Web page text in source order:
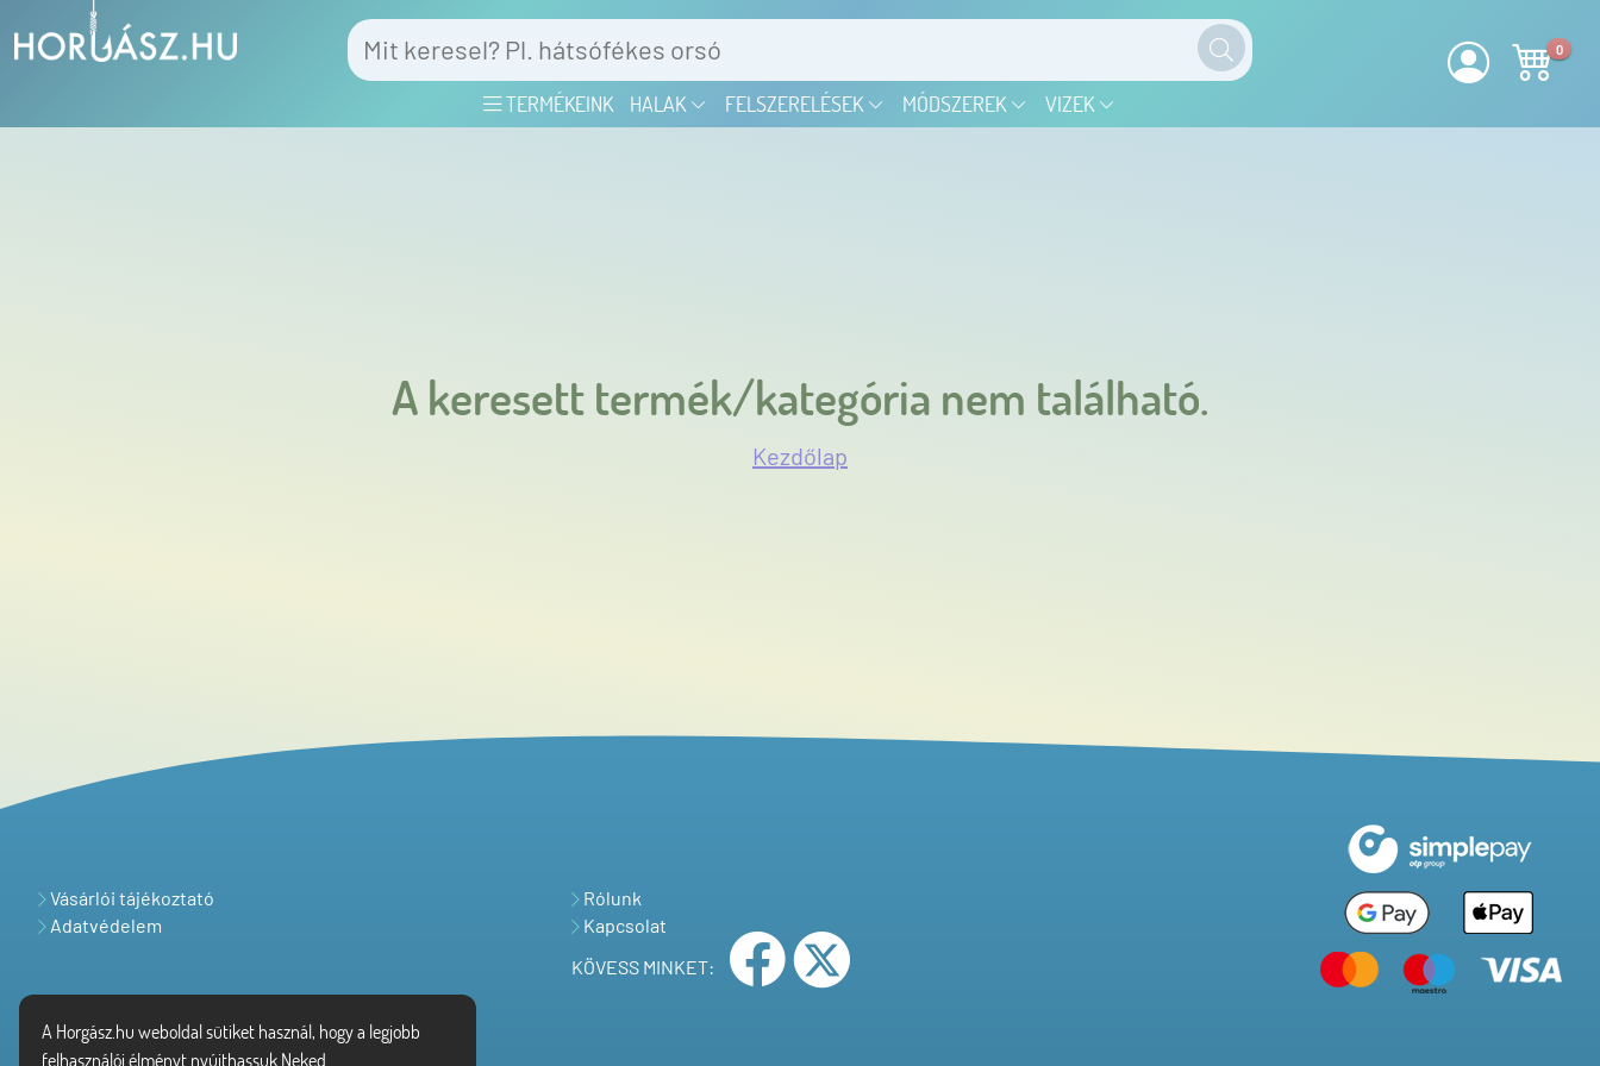
A Horgász.hu weboldal sütiket használ, hogy a legjobb
felhasználói élményt nyújthassuk Neked.
TERMÉKEINK HALAK FELSZERELÉSEK MÓDSZEREK VIZEK
0
A keresett termék/kategória nem található.
Kezdőlap
Vásárlói tájékoztató
Adatvédelem
Rólunk
Kapcsolat
KÖVESS MINKET: